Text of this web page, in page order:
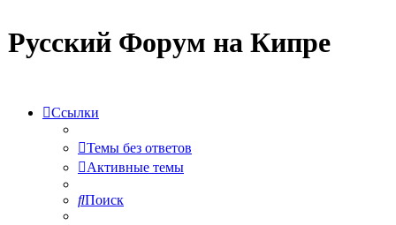
Русский Форум на Кипре
Ссылки
Темы без ответов
Активные темы
Поиск